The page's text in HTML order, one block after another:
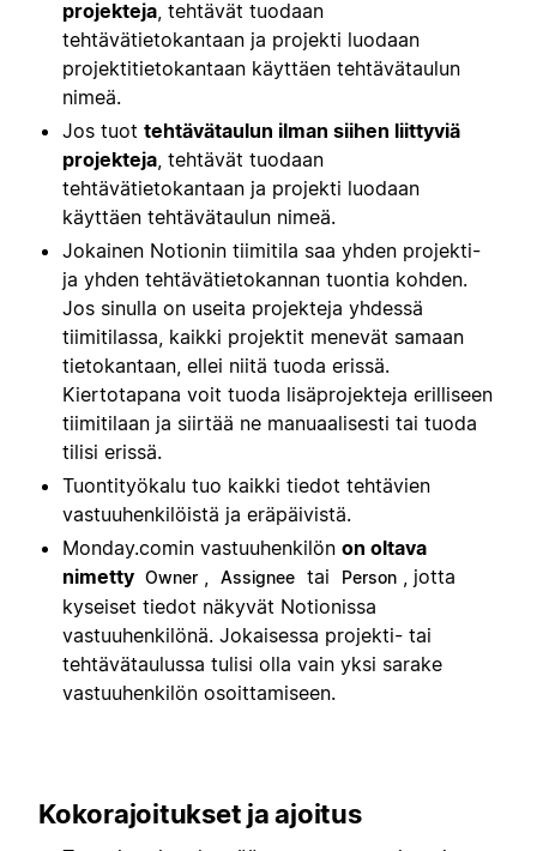
projekteja, tehtävät tuodaan
tehtävätietokantaan ja projekti luodaan
projektitietokantaan käyttäen tehtävätaulun
nimeä.
Jos tuot tehtävätaulun ilman siihen liittyviä
projekteja, tehtävät tuodaan
tehtävätietokantaan ja projekti luodaan
käyttäen tehtävätaulun nimeä.
Jokainen Notionin tiimitila saa yhden projekti-
ja yhden tehtävätietokannan tuontia kohden.
Jos sinulla on useita projekteja yhdessä
tiimitilassa, kaikki projektit menevät samaan
tietokantaan, ellei niitä tuoda erissä.
Kiertotapana voit tuoda lisäprojekteja erilliseen
tiimitilaan ja siirtää ne manuaalisesti tai tuoda
tilisi erissä.
Tuontityökalu tuo kaikki tiedot tehtävien
vastuuhenkilöistä ja eräpäivistä.
Monday.comin vastuuhenkilön on oltava
nimetty Owner , Assignee tai Person , jotta
kyseiset tiedot näkyvät Notionissa
vastuuhenkilönä. Jokaisessa projekti- tai
tehtävätaulussa tulisi olla vain yksi sarake
vastuuhenkilön osoittamiseen.
Kokorajoitukset ja ajoitus